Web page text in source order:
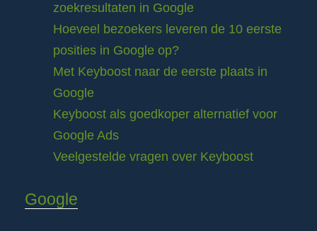
zoekresultaten in Google
Hoeveel bezoekers leveren de 10 eerste
posities in Google op?
Met Keyboost naar de eerste plaats in
Google
Keyboost als goedkoper alternatief voor
Google Ads
Veelgestelde vragen over Keyboost
Google